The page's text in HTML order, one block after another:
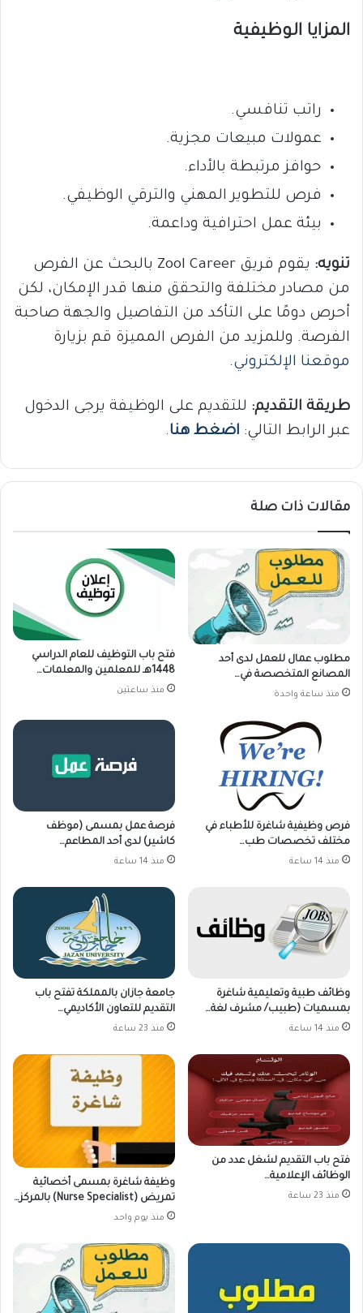
المزايا الوظيفية
راتب تنافسي.
عمولات مبيعات مجزية.
حوافز مرتبطة بالأداء.
فرص للتطوير المهني والترقي الوظيفي.
بيئة عمل احترافية وداعمة.
تنويه:
يقوم فريق Zool Career بالبحث عن الفرص
من مصادر مختلفة والتحقق منها قدر الإمكان، لكن
أحرص دومًا على التأكد من التفاصيل والجهة صاحبة
الفرصة. وللمزيد من الفرص المميزة قم بزيارة
موقعنا الإلكتروني.
طريقة التقديم: للتقديم على الوظيفة يرجى الدخول
عبر الرابط التالي: اضغط هنا.
مقالات ذات صلة
مطلوب عمال للعمل لدى أحد
المصانع المتخصصة في…
منذ ساعة واحدة
فتح باب التوظيف للعام الدراسي
1448هـ للمعلمين والمعلمات…
منذ ساعتين
فرص وظيفية شاغرة للأطباء في
مختلف تخصصات طب…
منذ 14 ساعة
فرصة عمل بمسمى (موظف
كاشير) لدى أحد المطاعم…
منذ 14 ساعة
وظائف طبية وتعليمية شاغرة
بمسميات (طبيب/ مشرف لغة…
منذ 14 ساعة
جامعة جازان بالمملكة تفتح باب
التقديم للتعاون الأكاديمي…
منذ 23 ساعة
فتح باب التقديم لشغل عدد من
الوظائف الإعلامية…
منذ 23 ساعة
وظيفة شاغرة بمسمى أخصائية
تمريض (Nurse Specialist) بالمركز…
منذ يوم واحد